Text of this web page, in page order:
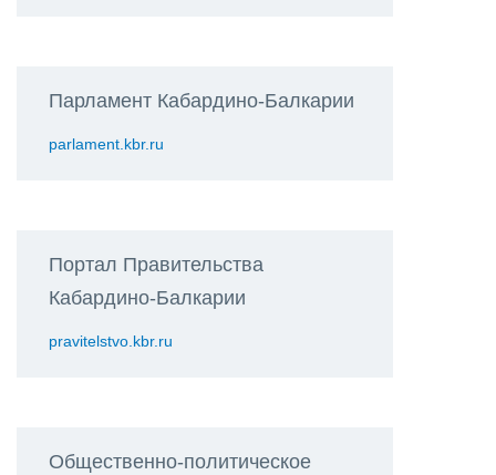
Парламент Кабардино-Балкарии
parlament.kbr.ru
Портал Правительства
Кабардино-Балкарии
pravitelstvo.kbr.ru
Общественно-политическое